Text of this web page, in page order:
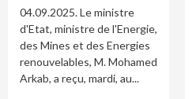
04.09.2025. Le ministre
d'Etat, ministre de l'Energie,
des Mines et des Energies
renouvelables, M. Mohamed
Arkab, a reçu, mardi, au...